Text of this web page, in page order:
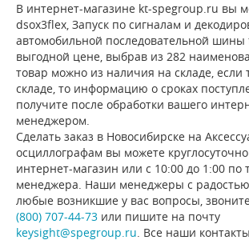
В интернет-магазине kt-spegroup.ru вы
dsox3flex, Запуск по сигналам и
автомобильной последовательной шины
выгодной цене, выбрав из 282
товар можно из наличия на складе, если
складе, то информацию о сроках
получите после обработки вашего
менеджером.
Сделать заказ в Новосибирске на
осциллографам вы можете
интернет-магазин или с 10:00 до 1:00 по
менеджера. Наши менеджеры с радостью
любые возникшие у вас вопросы,
(800) 707-44-73 или пишите на почту
keysight@spegroup.ru. Все наши контакты